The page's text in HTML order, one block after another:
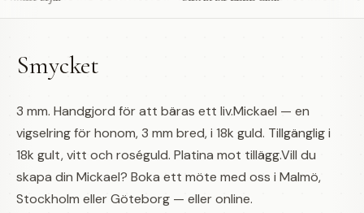
Smycket
3 mm. Handgjord för att bäras ett liv.Mickael — en
vigselring för honom, 3 mm bred, i 18k guld. Tillgänglig i
18k gult, vitt och roséguld. Platina mot tillägg.Vill du
skapa din Mickael? Boka ett möte med oss i Malmö,
Stockholm eller Göteborg — eller online.